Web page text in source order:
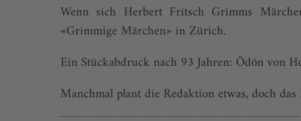
Wenn sich Herbert Fritsch Grimms
«Grimmige Märchen» in Zürich.
Ein Stückabdruck nach 93 Jahren: Ödön von
Manchmal plant die Redaktion etwas, doch